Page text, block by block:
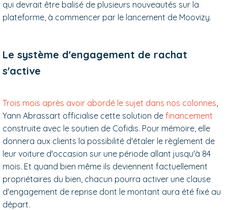
qui devrait être balisé de plusieurs nouveautés sur la
plateforme, à commencer par le lancement de Moovizy.
Le système d'engagement de rachat
s'active
Trois mois après avoir abordé le sujet dans nos colonnes
Yann Abrassart officialise cette solution de financement
construite avec le soutien de Cofidis. Pour mémoire, elle
donnera aux clients la possibilité d'étaler le règlement de
leur voiture d'occasion sur une période allant jusqu'à 84
mois. Et quand bien même ils deviennent factuellement
propriétaires du bien, chacun pourra activer une clause
d'engagement de reprise dont le montant aura été fixé au
départ.